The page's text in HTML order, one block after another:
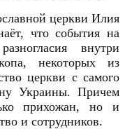
церкви Илия
что события на
внутри
некоторых из
церкви с самого
Украины. Причем
прихожан, но и
и сотрудников.